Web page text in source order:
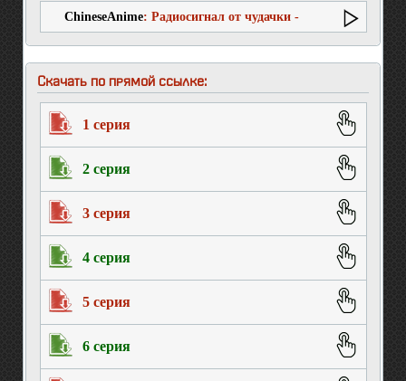
ChineseAnime: Радиосигнал от чудачки -
Юноша на связи
Скачать по прямой ссылке:
1 серия
2 серия
3 серия
4 серия
5 серия
6 серия